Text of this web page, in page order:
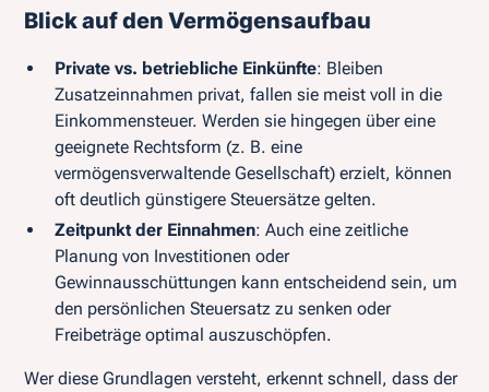
Blick auf den Vermögensaufbau
Private vs. betriebliche Einkünfte: Bleiben
Zusatzeinnahmen privat, fallen sie meist voll in die
Einkommensteuer. Werden sie hingegen über eine
geeignete Rechtsform (z. B. eine
vermögensverwaltende Gesellschaft) erzielt, können
oft deutlich günstigere Steuersätze gelten.
Zeitpunkt der Einnahmen: Auch eine zeitliche
Planung von Investitionen oder
Gewinnausschüttungen kann entscheidend sein, um
den persönlichen Steuersatz zu senken oder
Freibeträge optimal auszuschöpfen.
Wer diese Grundlagen versteht, erkennt schnell, dass der